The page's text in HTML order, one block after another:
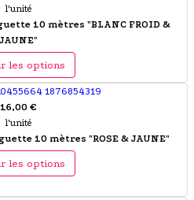
l'unité
10 mètres "BLANC FROID &
JAUNE"
les options
16,00 €
l'unité
10 mètres "ROSE & JAUNE"
les options